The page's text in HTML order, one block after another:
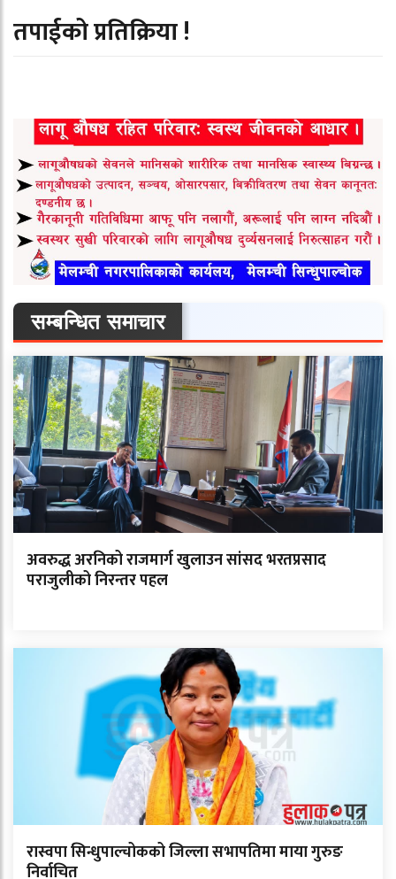
तपाईको प्रतिक्रिया !
सम्बन्धित समाचार
अवरुद्ध अरनिको राजमार्ग खुलाउन सांसद भरतप्रसाद
पराजुलीको निरन्तर पहल
रास्वपा सिन्धुपाल्चोकको जिल्ला सभापतिमा माया गुरुङ
निर्वाचित